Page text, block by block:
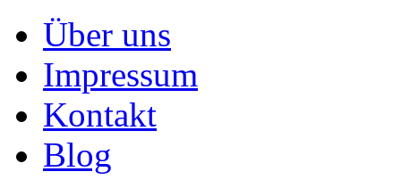
Über uns
Impressum
Kontakt
Blog